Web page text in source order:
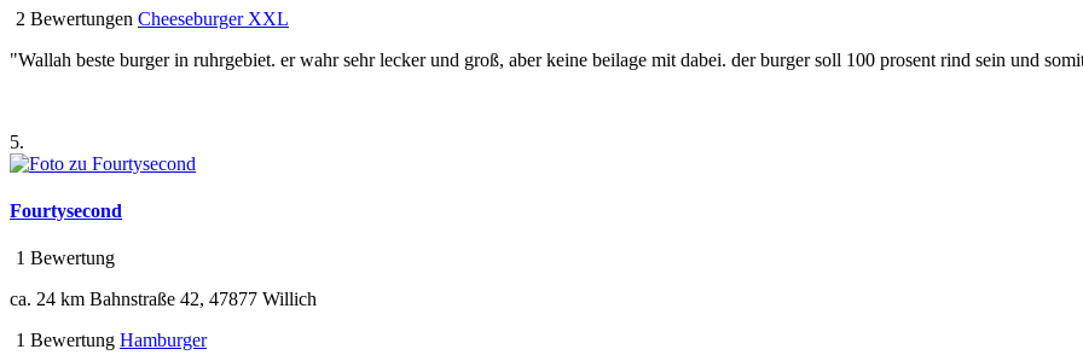
2 Bewertungen Cheeseburger XXL
"Wallah beste burger in ruhrgebiet. er wahr sehr lecker und groß, aber keine beilage mit dabei. der burger soll 100 prosent rind sein und
5.
Fourtysecond
1 Bewertung
ca. 24 km Bahnstraße 42, 47877 Willich
1 Bewertung Hamburger